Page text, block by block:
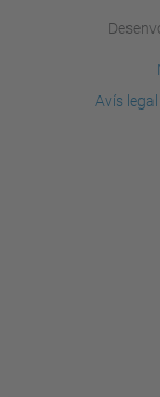
Avís legal